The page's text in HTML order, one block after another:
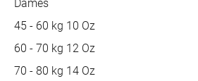
Dames
45 - 60 kg 10 Oz
60 - 70 kg 12 Oz
70 - 80 kg 14 Oz